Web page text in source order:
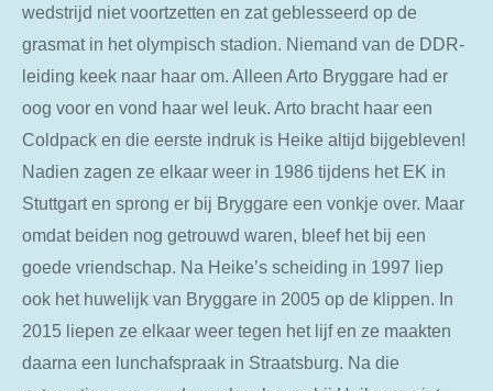
wedstrijd niet voortzetten en zat geblesseerd op de
grasmat in het olympisch stadion. Niemand van de DDR-
leiding keek naar haar om. Alleen Arto Bryggare had er
oog voor en vond haar wel leuk. Arto bracht haar een
Coldpack en die eerste indruk is Heike altijd bijgebleven!
Nadien zagen ze elkaar weer in 1986 tijdens het EK in
Stuttgart en sprong er bij Bryggare een vonkje over. Maar
omdat beiden nog getrouwd waren, bleef het bij een
goede vriendschap. Na Heike’s scheiding in 1997 liep
ook het huwelijk van Bryggare in 2005 op de klippen. In
2015 liepen ze elkaar weer tegen het lijf en ze maakten
daarna een lunchafspraak in Straatsburg. Na die